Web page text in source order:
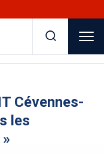
Cévennes-
les